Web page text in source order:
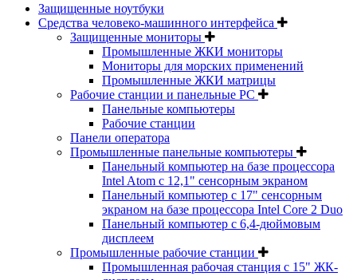
Защищенные ноутбуки
Средства человеко-машинного интерфейса
Защищенные мониторы
Промышленные ЖКИ мониторы
Мониторы для морских применений
Промышленные ЖКИ матрицы
Рабочие станции и панельные РС
Панельные компьютеры
Рабочие станции
Панели оператора
Промышленные панельные компьютеры
Панельный компьютер на базе процессора
Intel Atom с 12,1" сенсорным экраном
Панельный компьютер с 17" сенсорным
экраном на базе процессора Intel Core 2 Duo
Панельный компьютер с 6,4-дюймовым
дисплеем
Промышленные рабочие станции
Промышленная рабочая станция с 15" ЖК-